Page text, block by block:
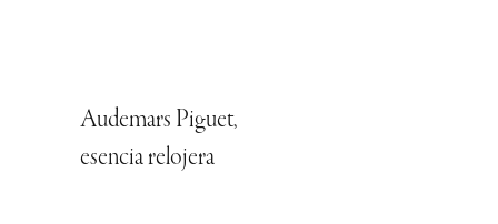
Audemars Piguet,
esencia relojera